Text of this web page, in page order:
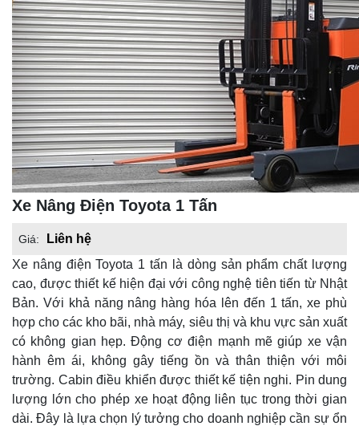
Xe Nâng Điện Toyota 1 Tấn
Giá:
Liên hệ
Xe nâng điện Toyota 1 tấn là dòng sản phẩm chất lượng
cao, được thiết kế hiện đại với công nghệ tiên tiến từ Nhật
Bản. Với khả năng nâng hàng hóa lên đến 1 tấn, xe phù
hợp cho các kho bãi, nhà máy, siêu thị và khu vực sản xuất
có không gian hẹp. Động cơ điện mạnh mẽ giúp xe vận
hành êm ái, không gây tiếng ồn và thân thiện với môi
trường. Cabin điều khiển được thiết kế tiện nghi. Pin dung
lượng lớn cho phép xe hoạt động liên tục trong thời gian
dài. Đây là lựa chọn lý tưởng cho doanh nghiệp cần sự ổn